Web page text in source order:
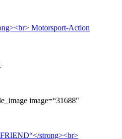
image=“31688″